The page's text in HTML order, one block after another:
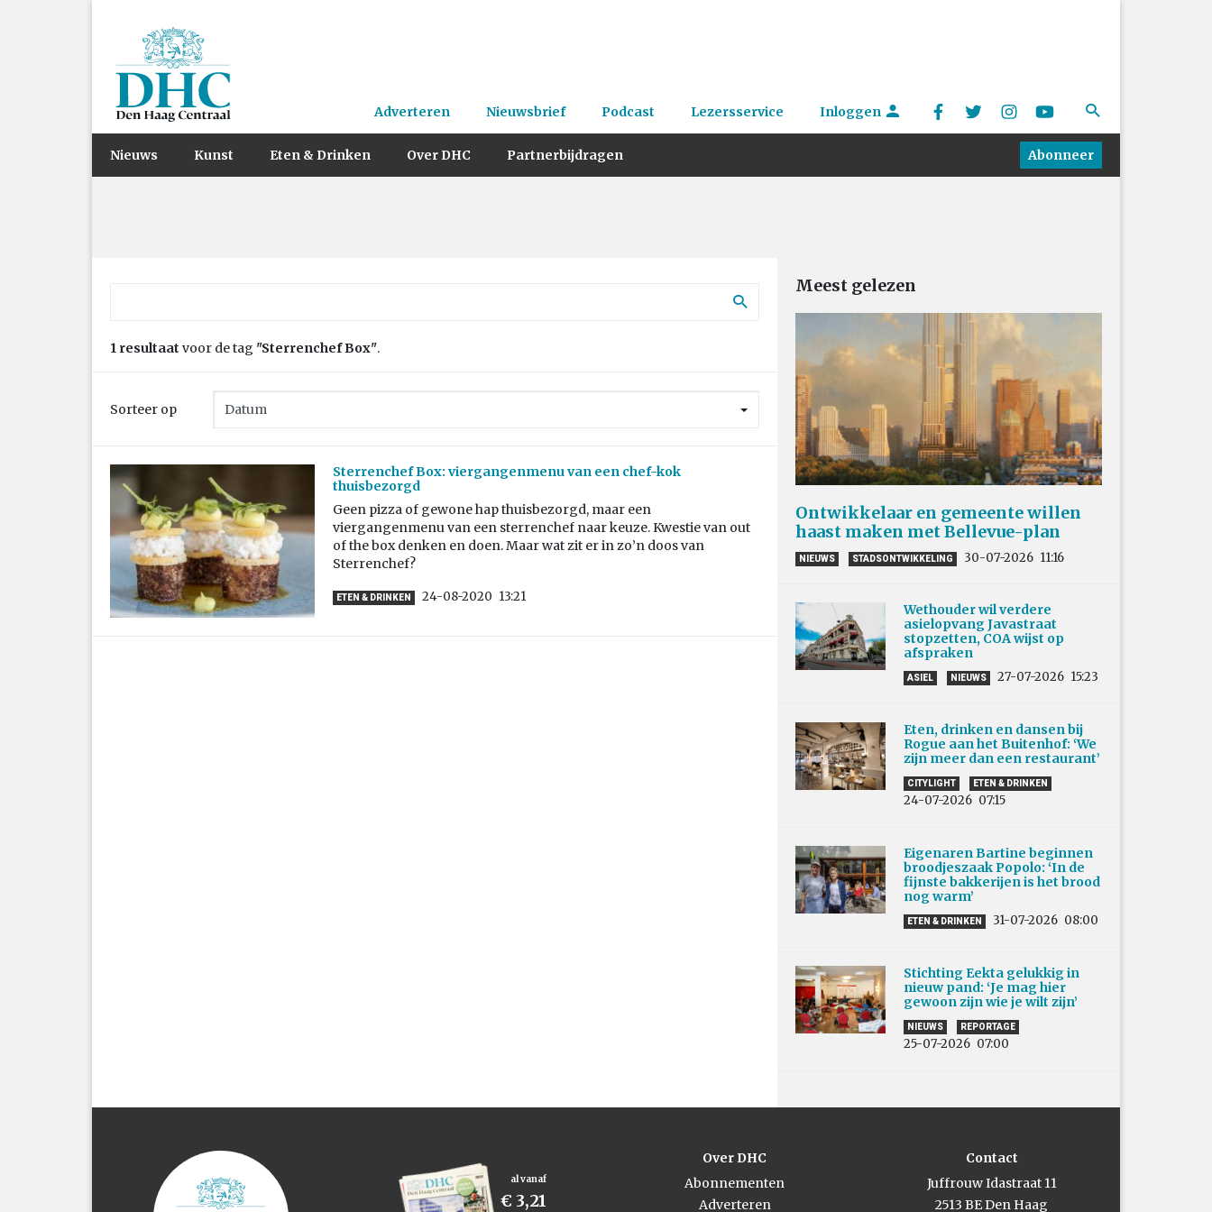
Adverteren Nieuwsbrief Podcast Lezersservice Inloggen
Nieuws Kunst Eten & Drinken Over DHC Partnerbijdragen Abonneer
1 resultaat voor de tag "Sterrenchef Box".
Sorteer op
Sterrenchef Box: viergangenmenu van een chef-kok
thuisbezorgd
Geen pizza of gewone hap thuisbezorgd, maar een
viergangenmenu van een sterrenchef naar keuze. Kwestie van out
of the box denken en doen. Maar wat zit er in zo’n doos van
Sterrenchef?
ETEN & DRINKEN 24-08-2020 13:21
Meest gelezen
Ontwikkelaar en gemeente willen
haast maken met Bellevue-plan
NIEUWS STADSONTWIKKELING 30-07-2026 11:16
Wethouder wil verdere
asielopvang Javastraat
stopzetten, COA wijst op
afspraken
ASIEL NIEUWS 27-07-2026 15:23
Eten, drinken en dansen bij
Rogue aan het Buitenhof: ‘We
zijn meer dan een restaurant’
CITYLIGHT ETEN & DRINKEN
24-07-2026 07:15
Eigenaren Bartine beginnen
broodjeszaak Popolo: ‘In de
fijnste bakkerijen is het brood
nog warm’
ETEN & DRINKEN 31-07-2026 08:00
Stichting Eekta gelukkig in
nieuw pand: ‘Je mag hier
gewoon zijn wie je wilt zijn’
NIEUWS REPORTAGE
25-07-2026 07:00
al vanaf
€ 3,21
Over DHC
Abonnementen
Adverteren
Contact
Juffrouw Idastraat 11
2513 BE Den Haag